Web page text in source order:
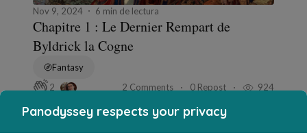
Nov 9, 2024 6 min de lectura
Chapitre 1 : Le Dernier Rempart de
Byldrick la Cogne
Fantasy
2
2 Comments 0 Repost 924
Panodyssey respects your privacy